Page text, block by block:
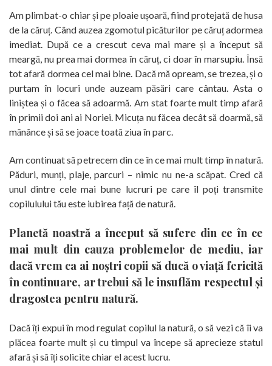
Am plimbat-o chiar și pe ploaie ușoară, fiind protejată de husa
de la căruț. Când auzea zgomotul picăturilor pe căruț adormea
imediat. După ce a crescut ceva mai mare și a început să
meargă, nu prea mai dormea în căruț, ci doar în marsupiu. Însă
tot afară dormea cel mai bine. Dacă mă opream, se trezea, și o
purtam în locuri unde auzeam păsări care cântau. Asta o
liniștea și o făcea să adoarmă. Am stat foarte mult timp afară
în primii doi ani ai Noriei. Micuța nu făcea decât să doarmă, să
mănânce și să se joace toată ziua în parc.
Am continuat să petrecem din ce în ce mai mult timp în natură.
Păduri, munți, plaje, parcuri – nimic nu ne-a scăpat. Cred că
unul dintre cele mai bune lucruri pe care îl poți transmite
copilulului tău este iubirea față de natură.
Planetă noastră a început să sufere din ce în ce
mai mult din cauza problemelor de mediu, iar
dacă vrem ca ai noștri copii să ducă o viață fericită
în continuare, ar trebui să le insuflăm respectul și
dragostea pentru natură.
Dacă îți expui în mod regulat copilul la natură, o să vezi că îi va
plăcea foarte mult și cu timpul va începe să aprecieze statul
afară și să îți solicite chiar el acest lucru.